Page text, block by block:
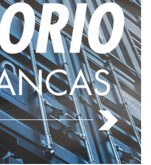
uno de los capítulos de la
hacer negocios en Colombia